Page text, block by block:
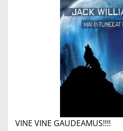
VINE VINE GAUDEAMUS!!!!